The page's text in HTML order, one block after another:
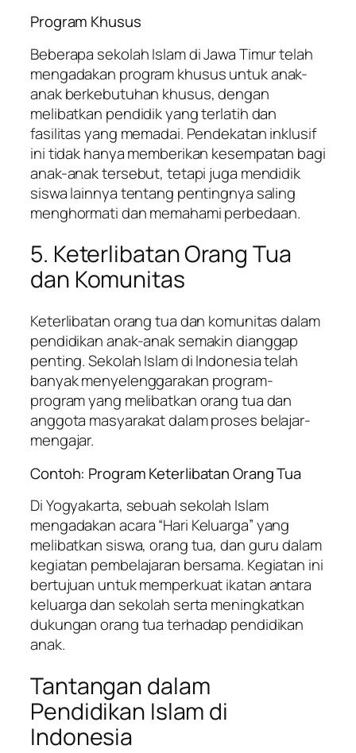
Program Khusus
Beberapa sekolah Islam di Jawa Timur telah
mengadakan program khusus untuk anak-
anak berkebutuhan khusus, dengan
melibatkan pendidik yang terlatih dan
fasilitas yang memadai. Pendekatan inklusif
ini tidak hanya memberikan kesempatan bagi
anak-anak tersebut, tetapi juga mendidik
siswa lainnya tentang pentingnya saling
menghormati dan memahami perbedaan.
5. Keterlibatan Orang Tua
dan Komunitas
Keterlibatan orang tua dan komunitas dalam
pendidikan anak-anak semakin dianggap
penting. Sekolah Islam di Indonesia telah
banyak menyelenggarakan program-
program yang melibatkan orang tua dan
anggota masyarakat dalam proses belajar-
mengajar.
Contoh: Program Keterlibatan Orang Tua
Di Yogyakarta, sebuah sekolah Islam
mengadakan acara “Hari Keluarga” yang
melibatkan siswa, orang tua, dan guru dalam
kegiatan pembelajaran bersama. Kegiatan ini
bertujuan untuk memperkuat ikatan antara
keluarga dan sekolah serta meningkatkan
dukungan orang tua terhadap pendidikan
anak.
Tantangan dalam
Pendidikan Islam di
Indonesia